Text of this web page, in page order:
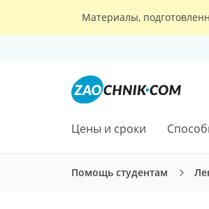
Материалы,
Цены и сроки
Помощь студентам